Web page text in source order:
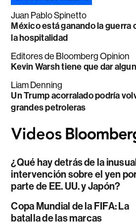
Juan Pablo Spinetto
México está ganando la guerra
la hospitalidad
Editores de Bloomberg Opinion
Kevin Warsh tiene que dar
Liam Denning
Un Trump acorralado podría
grandes petroleras
¿Qué hay detrás de la
intervención sobre el yen
parte de EE. UU. y Japón?
Copa Mundial de la FIFA: La
batalla de las marcas